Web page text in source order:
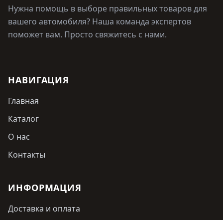
Нужна помощь в выборе правильных товаров для
вашего автомобиля? Наша команда экспертов
поможет вам. Просто свяжитесь с нами.
НАВИГАЦИЯ
Главная
Каталог
О нас
Контакты
ИНФОРМАЦИЯ
Доставка и оплата